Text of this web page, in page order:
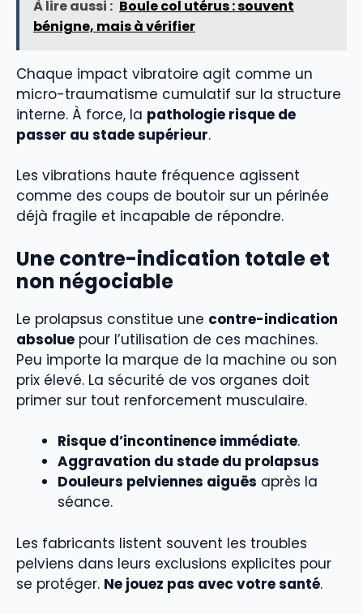
À lire aussi : Boule col utérus : souvent
bénigne, mais à vérifier
Chaque impact vibratoire agit comme un
micro-traumatisme cumulatif sur la structure
interne. À force, la pathologie risque de
passer au stade supérieur.
Les vibrations haute fréquence agissent
comme des coups de boutoir sur un périnée
déjà fragile et incapable de répondre.
Une contre-indication totale et
non négociable
Le prolapsus constitue une contre-indication
absolue pour l’utilisation de ces machines.
Peu importe la marque de la machine ou son
prix élevé. La sécurité de vos organes doit
primer sur tout renforcement musculaire.
Risque d’incontinence immédiate.
Aggravation du stade du prolapsus
Douleurs pelviennes aiguës après la
séance.
Les fabricants listent souvent les troubles
pelviens dans leurs exclusions explicites pour
se protéger. Ne jouez pas avec votre santé.